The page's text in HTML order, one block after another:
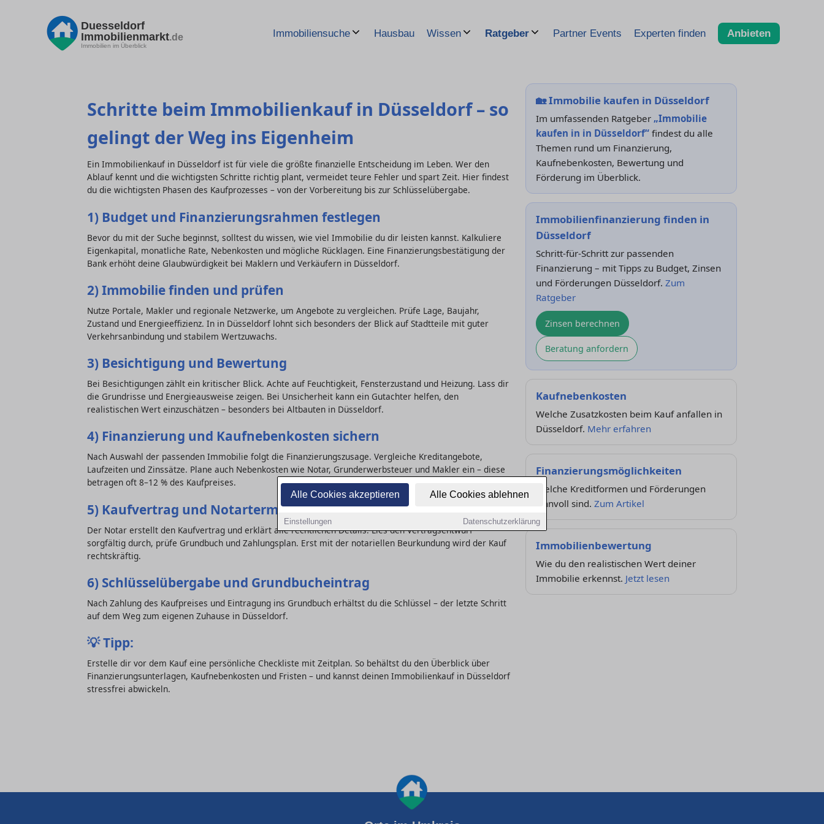
Alle Cookies akzeptieren Alle Cookies ablehnen
Einstellungen Datenschutzerklärung
Duesseldorf
Immobilienmarkt.de
Immobilien im Überblick
Immobiliensuche Hausbau Wissen Ratgeber Partner Events Experten finden Anbieten
Schritte beim Immobilienkauf in Düsseldorf – so
gelingt der Weg ins Eigenheim
Ein Immobilienkauf in Düsseldorf ist für viele die größte finanzielle Entscheidung im Leben. Wer den
Ablauf kennt und die wichtigsten Schritte richtig plant, vermeidet teure Fehler und spart Zeit. Hier findest
du die wichtigsten Phasen des Kaufprozesses – von der Vorbereitung bis zur Schlüsselübergabe.
1) Budget und Finanzierungsrahmen festlegen
Bevor du mit der Suche beginnst, solltest du wissen, wie viel Immobilie du dir leisten kannst. Kalkuliere
Eigenkapital, monatliche Rate, Nebenkosten und mögliche Rücklagen. Eine Finanzierungsbestätigung der
Bank erhöht deine Glaubwürdigkeit bei Maklern und Verkäufern in Düsseldorf.
2) Immobilie finden und prüfen
Nutze Portale, Makler und regionale Netzwerke, um Angebote zu vergleichen. Prüfe Lage, Baujahr,
Zustand und Energieeffizienz. In in Düsseldorf lohnt sich besonders der Blick auf Stadtteile mit guter
Verkehrsanbindung und stabilem Wertzuwachs.
3) Besichtigung und Bewertung
Bei Besichtigungen zählt ein kritischer Blick. Achte auf Feuchtigkeit, Fensterzustand und Heizung. Lass dir
die Grundrisse und Energieausweise zeigen. Bei Unsicherheit kann ein Gutachter helfen, den
realistischen Wert einzuschätzen – besonders bei Altbauten in Düsseldorf.
4) Finanzierung und Kaufnebenkosten sichern
Nach Auswahl der passenden Immobilie folgt die Finanzierungszusage. Vergleiche Kreditangebote,
Laufzeiten und Zinssätze. Plane auch Nebenkosten wie Notar, Grunderwerbsteuer und Makler ein – diese
betragen oft 8–12 % des Kaufpreises.
5) Kaufvertrag und Notartermin
Der Notar erstellt den Kaufvertrag und erklärt alle rechtlichen Details. Lies den Vertragsentwurf
sorgfältig durch, prüfe Grundbuch und Zahlungsplan. Erst mit der notariellen Beurkundung wird der Kauf
rechtskräftig.
6) Schlüsselübergabe und Grundbucheintrag
Nach Zahlung des Kaufpreises und Eintragung ins Grundbuch erhältst du die Schlüssel – der letzte Schritt
auf dem Weg zum eigenen Zuhause in Düsseldorf.
💡Tipp:
Erstelle dir vor dem Kauf eine persönliche Checkliste mit Zeitplan. So behältst du den Überblick über
Finanzierungsunterlagen, Kaufnebenkosten und Fristen – und kannst deinen Immobilienkauf in Düsseldorf
stressfrei abwickeln.
🏡Immobilie kaufen in Düsseldorf
Im umfassenden Ratgeber „Immobilie
kaufen in in Düsseldorf“findest du alle
Themen rund um Finanzierung,
Kaufnebenkosten, Bewertung und
Förderung im Überblick.
Immobilienfinanzierung finden in
Düsseldorf
Schritt-für-Schritt zur passenden
Finanzierung – mit Tipps zu Budget, Zinsen
und Förderungen Düsseldorf. Zum
Ratgeber
Zinsen berechnen
Beratung anfordern
Kaufnebenkosten
Welche Zusatzkosten beim Kauf anfallen in
Düsseldorf. Mehr erfahren
Finanzierungsmöglichkeiten
Welche Kreditformen und Förderungen
sinnvoll sind. Zum Artikel
Immobilienbewertung
Wie du den realistischen Wert deiner
Immobilie erkennst. Jetzt lesen